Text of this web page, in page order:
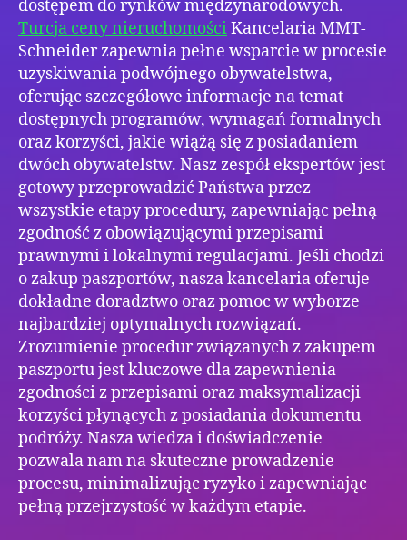
dostępem do rynków międzynarodowych.
Turcja ceny nieruchomościKancelaria MMT-
Schneider zapewnia pełne wsparcie w procesie
uzyskiwania podwójnego obywatelstwa,
oferując szczegółowe informacje na temat
dostępnych programów, wymagań formalnych
oraz korzyści, jakie wiążą się z posiadaniem
dwóch obywatelstw. Nasz zespół ekspertów jest
gotowy przeprowadzić Państwa przez
wszystkie etapy procedury, zapewniając pełną
zgodność z obowiązującymi przepisami
prawnymi i lokalnymi regulacjami. Jeśli chodzi
o zakup paszportów, nasza kancelaria oferuje
dokładne doradztwo oraz pomoc w wyborze
najbardziej optymalnych rozwiązań.
Zrozumienie procedur związanych z zakupem
paszportu jest kluczowe dla zapewnienia
zgodności z przepisami oraz maksymalizacji
korzyści płynących z posiadania dokumentu
podróży. Nasza wiedza i doświadczenie
pozwala nam na skuteczne prowadzenie
procesu, minimalizując ryzyko i zapewniając
pełną przejrzystość w każdym etapie.